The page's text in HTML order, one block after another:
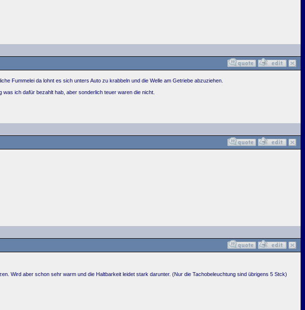
Fummelei da lohnt es sich unters Auto zu krabbeln und die Welle am Getriebe abzuziehen.
ich dafür bezahlt hab, aber sonderlich teuer waren die nicht.
Wird aber schon sehr warm und die Haltbarkeit leidet stark darunter. (Nur die Tachobeleuchtung sind übrigens 5 Stck)